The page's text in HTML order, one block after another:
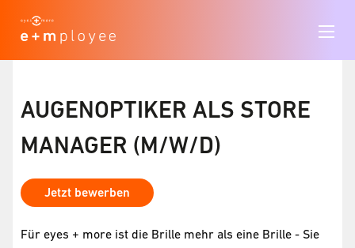
AUGENOPTIKER ALS STORE
MANAGER (M/W/D)
Jetzt bewerben
Für eyes + more ist die Brille mehr als eine Brille - Sie